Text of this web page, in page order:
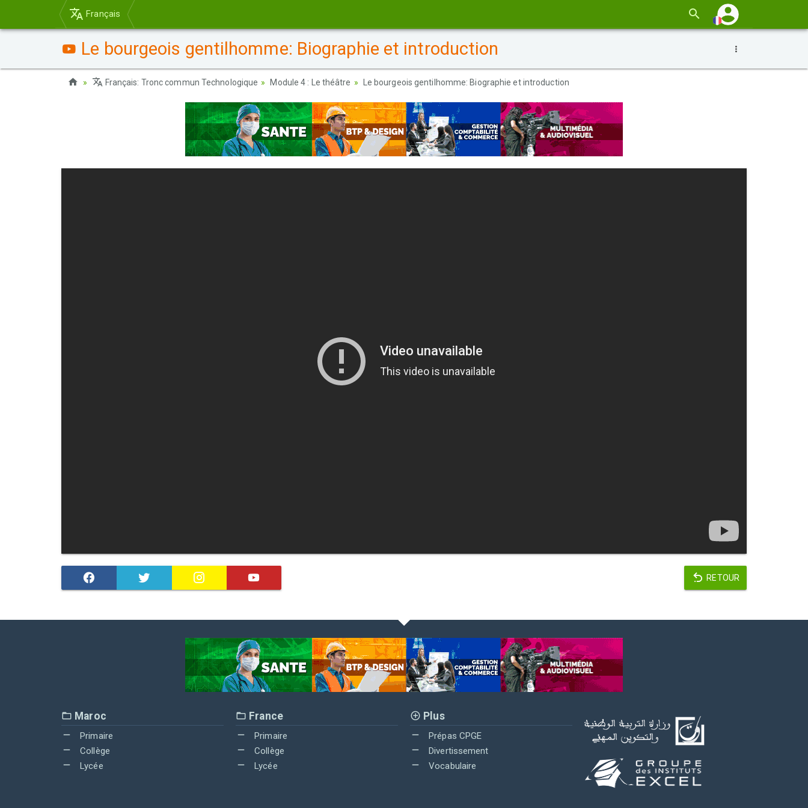
Français
Le bourgeois gentilhomme: Biographie et introduction
Français: Tronc commun Technologique Module 4 : Le théâtre Le bourgeois gentilhomme: Biographie et introduction
RETOUR
Maroc
Primaire
Collège
Lycée
France
Primaire
Collège
Lycée
Plus
Prépas CPGE
Divertissement
Vocabulaire